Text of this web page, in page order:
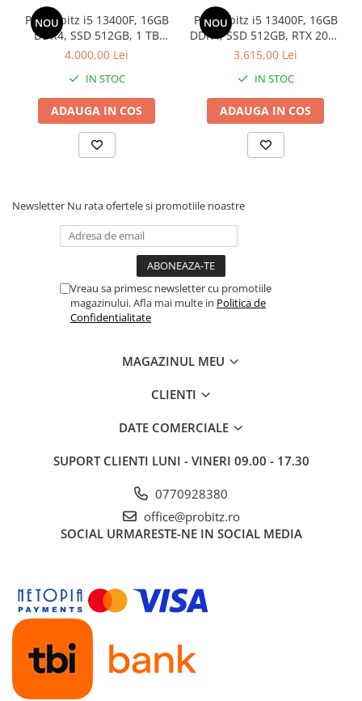
Imprimante de format mare
Imprimante Foto
Imprimante Inkjet
Imprimante laser
Multifunctionale Inkjet
Multifunctionale laser
Accesorii switch-uri
Switch-uri
Alte accesorii retea
Access Points & Range Extendere
Echipament firewall
Telefoane si tablete
NOU
PC Probitz i5 13400F, 16GB
DDR4, SSD 512GB, 1 TB
HDD, RTX 2060 6GB
4.000,00 Lei
IN STOC
ADAUGA IN COS
NOU
PC Probitz i5 13400F, 16GB
DDR4, SSD 512GB, RTX 2060
6Gb
3.615,00 Lei
IN STOC
ADAUGA IN COS
Newsletter Nu rata ofertele si promotiile noastre
Vreau sa primesc newsletter cu promotiile
magazinului. Afla mai multe in Politica de
Confidentialitate
MAGAZINUL MEU
CLIENTI
DATE COMERCIALE
SUPORT CLIENTI LUNI - VINERI 09.00 - 17.30
0770928380
office@probitz.ro
SOCIAL URMARESTE-NE IN SOCIAL MEDIA